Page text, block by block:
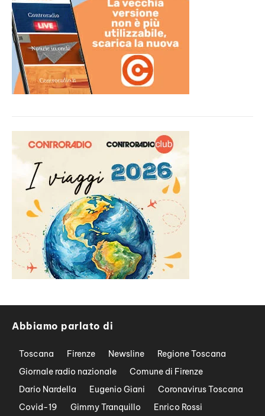
Abbiamo parlato di
Toscana Firenze Newsline
Regione Toscana
Giornale radio nazionale
Comune di Firenze
Dario Nardella
Eugenio Giani
Coronavirus Toscana
Covid-19
Gimmy Tranquillo
Enrico Rossi